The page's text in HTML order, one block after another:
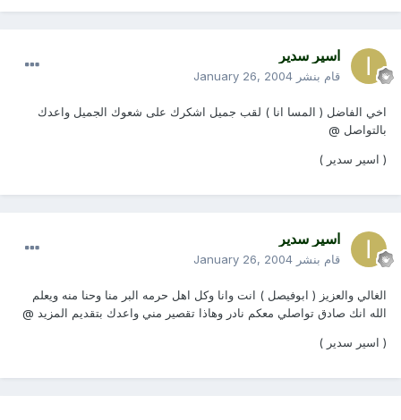
اسير سدير
قام بنشر January 26, 2004
اخي الفاضل ( المسا انا ) لقب جميل اشكرك على شعوك الجميل واعدك
بالتواصل @
( اسير سدير )
اسير سدير
قام بنشر January 26, 2004
الغالي والعزيز ( ابوفيصل ) انت وانا وكل اهل حرمه البر منا وحنا منه ويعلم
الله انك صادق تواصلي معكم نادر وهاذا تقصير مني واعدك بتقديم المزيد @
( اسير سدير )